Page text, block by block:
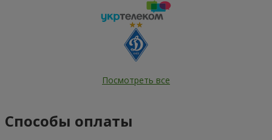
Посмотреть все
Способы оплаты